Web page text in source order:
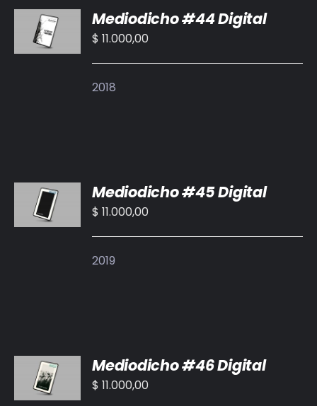
AL
CARRITO
/
Mediodicho #44 Digital
$ 11.000,00
2018
AL
CARRITO
/
Mediodicho #45 Digital
$ 11.000,00
2019
AL
CARRITO
/
Mediodicho #46 Digital
$ 11.000,00